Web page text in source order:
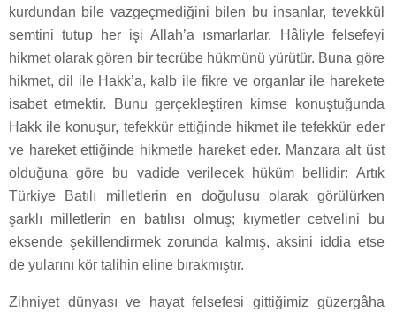
kurdundan bile vazgeçmediğini bilen bu insanlar, tevekkül
semtini tutup her işi Allah’a ısmarlarlar. Hâliyle felsefeyi
hikmet olarak gören bir tecrübe hükmünü yürütür. Buna göre
hikmet, dil ile Hakk’a, kalb ile fikre ve organlar ile harekete
isabet etmektir. Bunu gerçekleştiren kimse konuştuğunda
Hakk ile konuşur, tefekkür ettiğinde hikmet ile tefekkür eder
ve hareket ettiğinde hikmetle hareket eder. Manzara alt üst
olduğuna göre bu vadide verilecek hüküm bellidir: Artık
Türkiye Batılı milletlerin en doğulusu olarak görülürken
şarklı milletlerin en batılısı olmuş; kıymetler cetvelini bu
eksende şekillendirmek zorunda kalmış, aksini iddia etse
de yularını kör talihin eline bırakmıştır.
Zihniyet dünyası ve hayat felsefesi gittiğimiz güzergâha